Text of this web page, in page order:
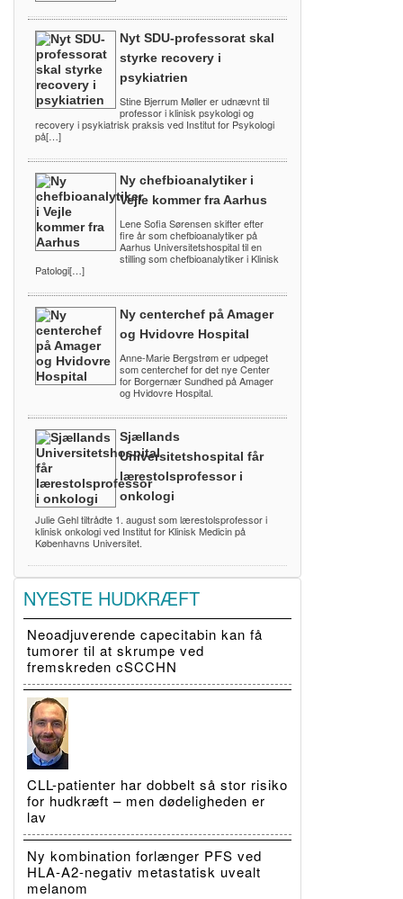
Nyt SDU-professorat skal
styrke recovery i
psykiatrien
Stine Bjerrum Møller er udnævnt til
professor i klinisk psykologi og
recovery i psykiatrisk praksis ved Institut for Psykologi
på[…]
Ny chefbioanalytiker i
Vejle kommer fra Aarhus
Lene Sofia Sørensen skifter efter
fire år som chefbioanalytiker på
Aarhus Universitetshospital til en
stilling som chefbioanalytiker i Klinisk
Patologi[…]
Ny centerchef på Amager
og Hvidovre Hospital
Anne-Marie Bergstrøm er udpeget
som centerchef for det nye Center
for Borgernær Sundhed på Amager
og Hvidovre Hospital.
Sjællands
Universitetshospital får
lærestolsprofessor i
onkologi
Julie Gehl tiltrådte 1. august som lærestolsprofessor i
klinisk onkologi ved Institut for Klinisk Medicin på
Københavns Universitet.
NYESTE HUDKRÆFT
Neoadjuverende capecitabin kan få
tumorer til at skrumpe ved
fremskreden cSCCHN
CLL-patienter har dobbelt så stor risiko
for hudkræft – men dødeligheden er
lav
Ny kombination forlænger PFS ved
HLA-A2-negativ metastatisk uvealt
melanom